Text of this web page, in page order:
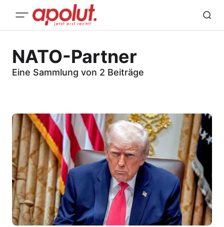
NATO-Partner
Eine Sammlung von 2 Beiträge